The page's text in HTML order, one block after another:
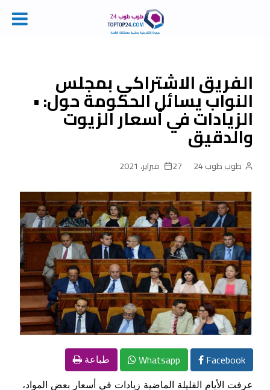
contentالفريق الاشتراكي بمجلس
النواب يسائل الحكومة حول: •
الزيادات في أسعار الزيوت
والدقيق
طوب طوب 24 27 فبراير، 2021
Facebook
Whatsapp طباعة
عرفت الأيام القليلة الماضية زيادات في أسعار بعض المواد،